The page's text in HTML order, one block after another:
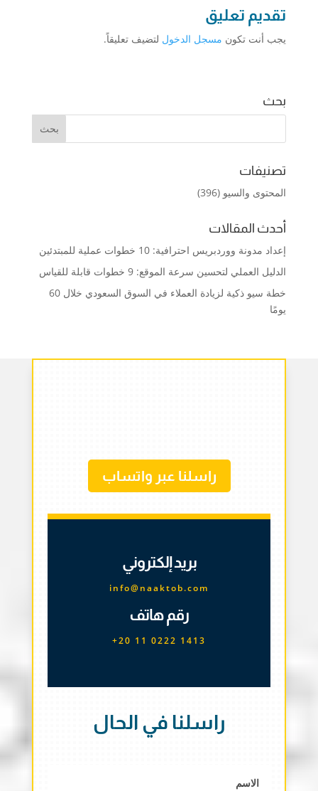
تقديم تعليق
يجب أنت تكون مسجل الدخول لتضيف تعليقاً.
بحث
تصنيفات
المحتوى والسيو (396)
أحدث المقالات
إعداد مدونة ووردبريس احترافية: 10 خطوات عملية للمبتدئين
الدليل العملي لتحسين سرعة الموقع: 9 خطوات قابلة للقياس
خطة سيو ذكية لزيادة العملاء في السوق السعودي خلال 60
يومًا
راسلنا عبر واتساب
بريد إلكتروني
info@naaktob.com
رقم هاتف
+20 11 0222 1413
راسلنا في الحال